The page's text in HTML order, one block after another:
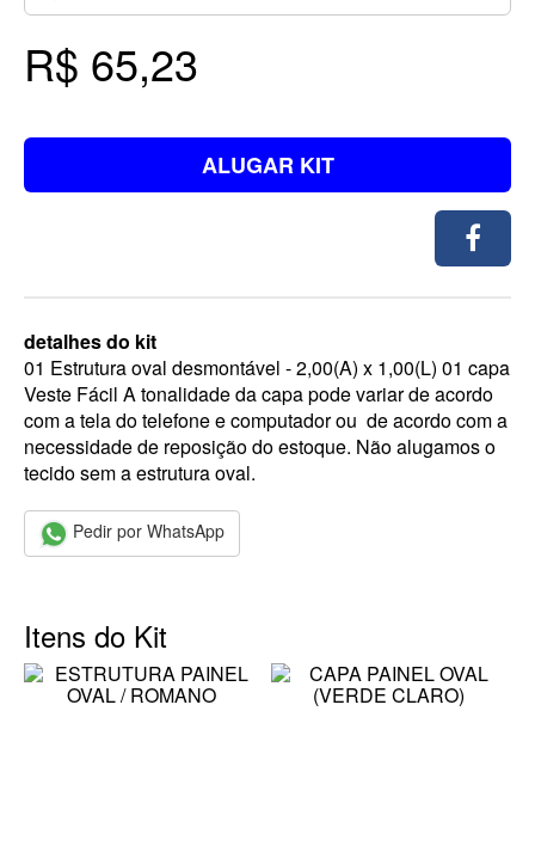
R$ 65,23
ALUGAR KIT
detalhes do kit
01 Estrutura oval desmontável - 2,00(A) x 1,00(L) 01 capa
Veste Fácil A tonalidade da capa pode variar de acordo
com a tela do telefone e computador ou de acordo com a
necessidade de reposição do estoque. Não alugamos o
tecido sem a estrutura oval.
Pedir por WhatsApp
Itens do Kit